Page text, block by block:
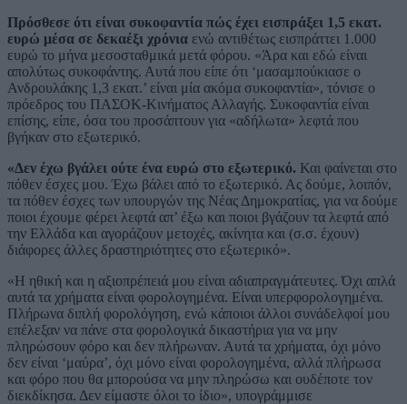
Πρόσθεσε ότι είναι συκοφαντία πώς έχει εισπράξει 1,5 εκατ.
ευρώ μέσα σε δεκαέξι χρόνια ενώ αντιθέτως εισπράττει 1.000
ευρώ το μήνα μεσοσταθμικά μετά φόρου. «Άρα και εδώ είναι
απολύτως συκοφάντης. Αυτά που είπε ότι ‘μασαμπούκιασε ο
Ανδρουλάκης 1,3 εκατ.’ είναι μία ακόμα συκοφαντία», τόνισε ο
πρόεδρος του ΠΑΣΟΚ-Κινήματος Αλλαγής. Συκοφαντία είναι
επίσης, είπε, όσα του προσάπτουν για «αδήλωτα» λεφτά που
βγήκαν στο εξωτερικό.
«Δεν έχω βγάλει ούτε ένα ευρώ στο εξωτερικό. Και φαίνεται στο
πόθεν έσχες μου. Έχω βάλει από το εξωτερικό. Ας δούμε, λοιπόν,
τα πόθεν έσχες των υπουργών της Νέας Δημοκρατίας, για να δούμε
ποιοι έχουμε φέρει λεφτά απ’ έξω και ποιοι βγάζουν τα λεφτά από
την Ελλάδα και αγοράζουν μετοχές, ακίνητα και (σ.σ. έχουν)
διάφορες άλλες δραστηριότητες στο εξωτερικό».
«Η ηθική και η αξιοπρέπειά μου είναι αδιαπραγμάτευτες. Όχι απλά
αυτά τα χρήματα είναι φορολογημένα. Είναι υπερφορολογημένα.
Πλήρωνα διπλή φορολόγηση, ενώ κάποιοι άλλοι συνάδελφοί μου
επέλεξαν να πάνε στα φορολογικά δικαστήρια για να μην
πληρώσουν φόρο και δεν πλήρωναν. Αυτά τα χρήματα, όχι μόνο
δεν είναι ‘μαύρα’, όχι μόνο είναι φορολογημένα, αλλά πλήρωσα
και φόρο που θα μπορούσα να μην πληρώσω και ουδέποτε τον
διεκδίκησα. Δεν είμαστε όλοι το ίδιο», υπογράμμισε